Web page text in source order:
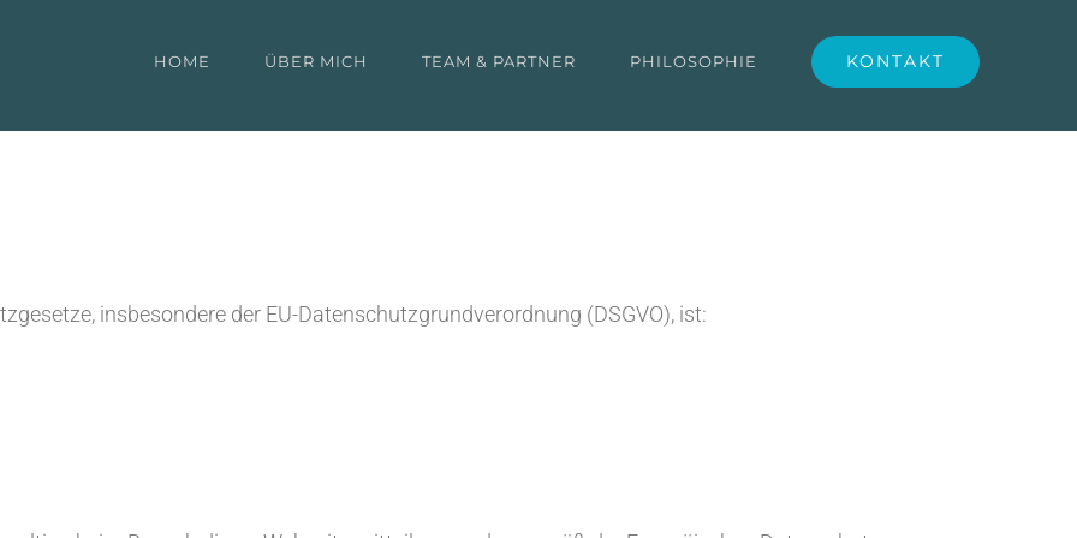
HOME ÜBER MICH TEAM & PARTNER PHILOSOPHIE KONTAKT
insbesondere der EU-Datenschutzgrundverordnung (DSGVO), ist: